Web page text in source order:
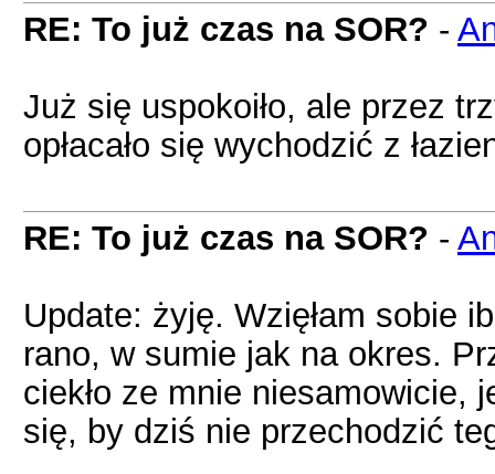
RE: To już czas na SOR? -
Już się uspokoiło, ale przez
opłacało się wychodzić z
RE: To już czas na SOR? -
Update: żyję. Wzięłam sobie
rano, w sumie jak na okres.
ciekło ze mnie niesamowicie,
się, by dziś nie przechodzić